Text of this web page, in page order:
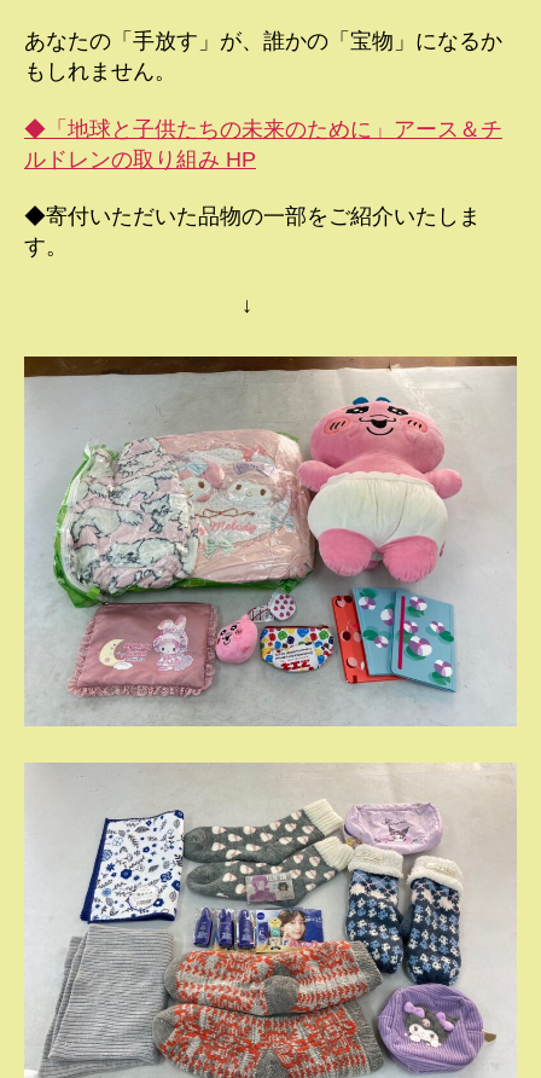
あなたの「手放す」が、誰かの「宝物」になるか
もしれません。
◆「地球と子供たちの未来のために」アース＆チ
ルドレンの取り組み HP
◆寄付いただいた品物の一部をご紹介いたしま
す。
↓